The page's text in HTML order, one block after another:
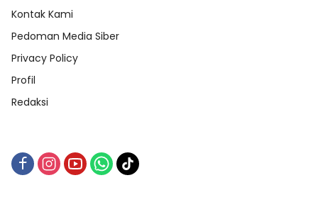
Kontak Kami
Pedoman Media Siber
Privacy Policy
Profil
Redaksi